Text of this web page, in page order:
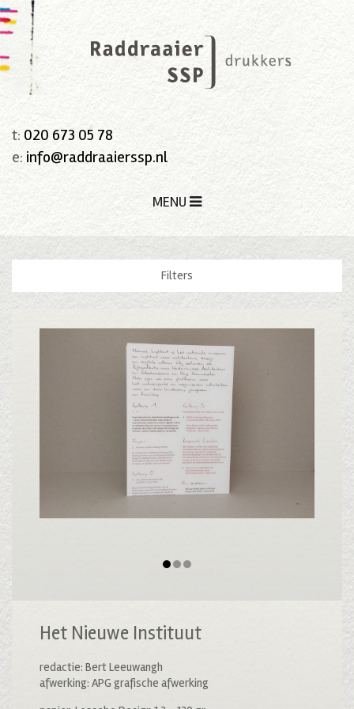
t: 020 673 05 78
e: info@raddraaierssp.nl
MENU
Filters
Het Nieuwe Instituut
redactie: Bert Leeuwangh
afwerking: APG grafische afwerking